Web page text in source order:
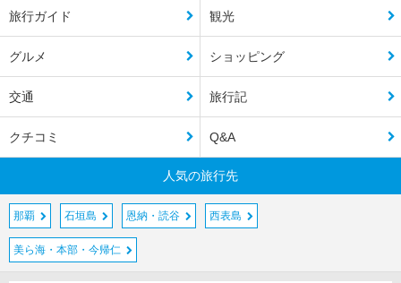
旅行ガイド 観光
グルメ ショッピング
交通 旅行記
クチコミ Q&A
人気の旅行先
那覇 石垣島 恩納・読谷 西表島
美ら海・本部・今帰仁